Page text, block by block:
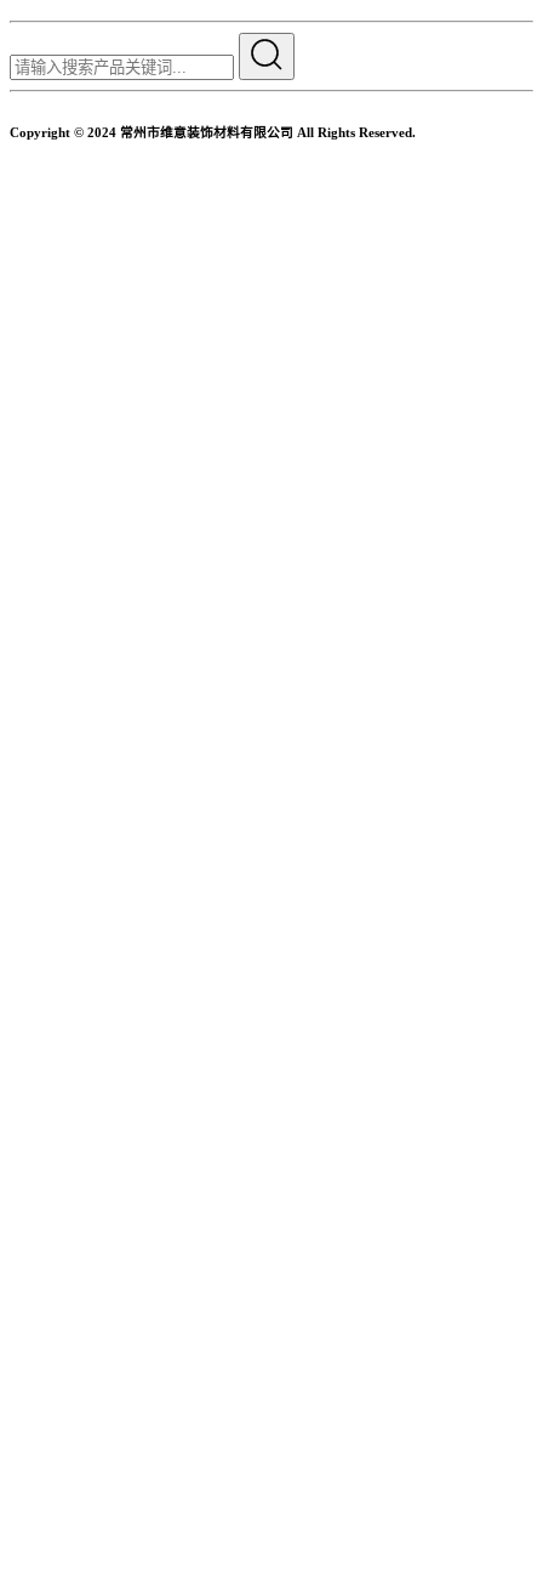
Copyright © 2024 常州市维意装饰材料有限公司 All Rights Reserved.